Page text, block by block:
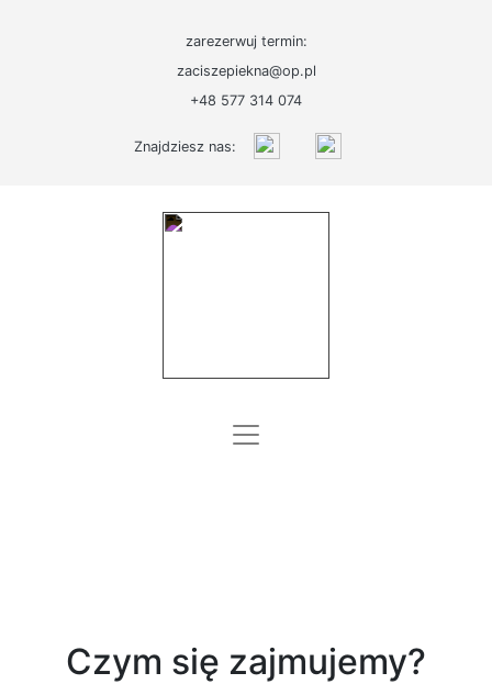
zarezerwuj termin:
zaciszepiekna@op.pl
+48 577 314 074
Znajdziesz nas:
Czym się zajmujemy?